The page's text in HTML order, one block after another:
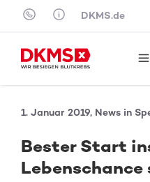
Skip to content
DKMS.de
1. Januar 2019, News in
Bester Start
Lebenschance